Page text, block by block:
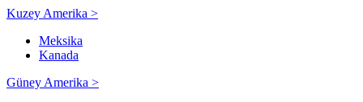
Kuzey Amerika >
Meksika
Kanada
Güney Amerika >